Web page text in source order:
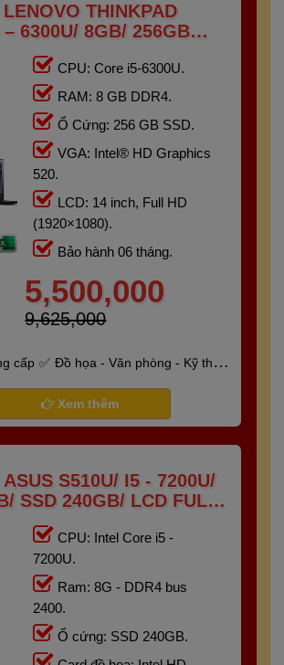
THINKPAD
– 6300U/ 8GB/ 256GB
CPU: Core i5-6300U.
RAM: 8 GB DDR4.
Ổ Cứng: 256 GB SSD.
VGA: Intel® HD Graphics
520.
LCD: 14 inch, Full HD
(1920×1080).
Bảo hành 06 tháng.
5,500,000
9,625,000
cấp
Đồ họa - Văn phòng - Kỹ thuật
Bảo hành 6 tháng
Xem thêm
S510U/ I5 - 7200U/
SSD 240GB/ LCD FULL
CPU: Intel Core i5 -
7200U.
Ram: 8G - DDR4 bus
2400.
Ổ cứng: SSD 240GB.